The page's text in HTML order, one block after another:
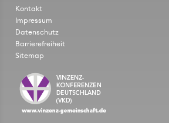
Kontakt
Impressum
Datenschutz
Barrierefreiheit
Sitemap